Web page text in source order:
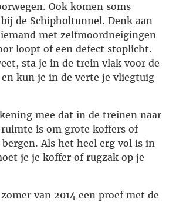
Ook komen soms
de Schipholtunnel. Denk aan
met zelfmoordneigingen
loopt of een defect stoplicht.
sta je in de trein vlak voor de
kun je in de verte je vliegtuig
mee dat in de treinen naar
is om grote koffers of
Als het heel erg vol is in
je je koffer of rugzak op je
van 2014 een proef met de